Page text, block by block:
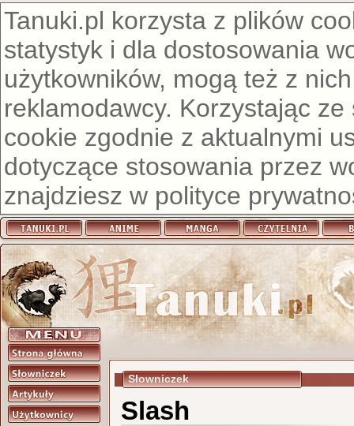
Tanuki.pl korzysta z plików
statystyk i dla dostosowania
użytkowników, mogą też z
reklamodawcy. Korzystając
cookie zgodnie z aktualnymi
dotyczące stosowania przez
znajdziesz w polityce
Słowniczek
Slash